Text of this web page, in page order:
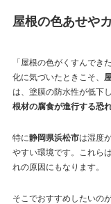
屋根の色あせや
「屋根の色がくすんでき
化に気づいたときこそ、
は、塗膜の防水性が低下
根材の腐食が進行する恐
特に静岡県浜松市は湿度
やすい環境です。これら
れの原因にもなります。
そこでおすすめしたいのが